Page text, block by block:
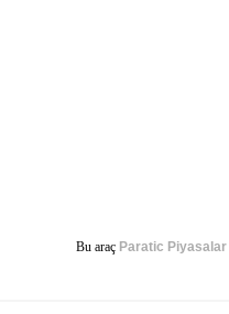
Bu araç Paratic Piyasalar